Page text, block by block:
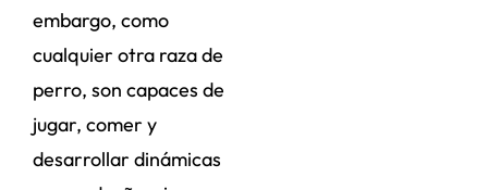
embargo, como
cualquier otra raza de
perro, son capaces de
jugar, comer y
desarrollar dinámicas